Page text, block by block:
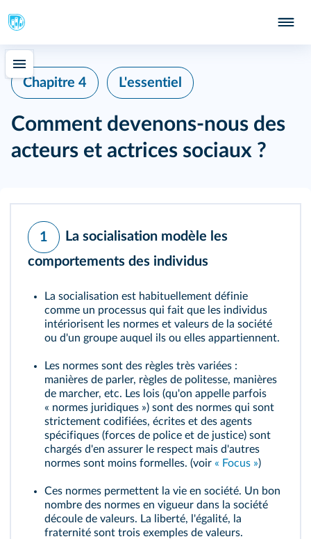
Chapitre 4 L'essentiel
Comment devenons-nous des
acteurs et actrices sociaux ?
1
La socialisation modèle les
comportements des individus
La socialisation est habituellement définie
comme un processus qui fait que les individus
intériorisent les normes et valeurs de la société
ou d'un groupe auquel ils ou elles appartiennent.
Les normes sont des règles très variées :
manières de parler, règles de politesse, manières
de marcher, etc. Les lois (qu'on appelle parfois
« normes juridiques ») sont des normes qui sont
strictement codifiées, écrites et des agents
spécifiques (forces de police et de justice) sont
chargés d'en assurer le respect mais d'autres
normes sont moins formelles. (voir « Focus »)
Ces normes permettent la vie en société. Un bon
nombre des normes en vigueur dans la société
découle de valeurs. La liberté, l'égalité, la
fraternité sont trois exemples de valeurs.